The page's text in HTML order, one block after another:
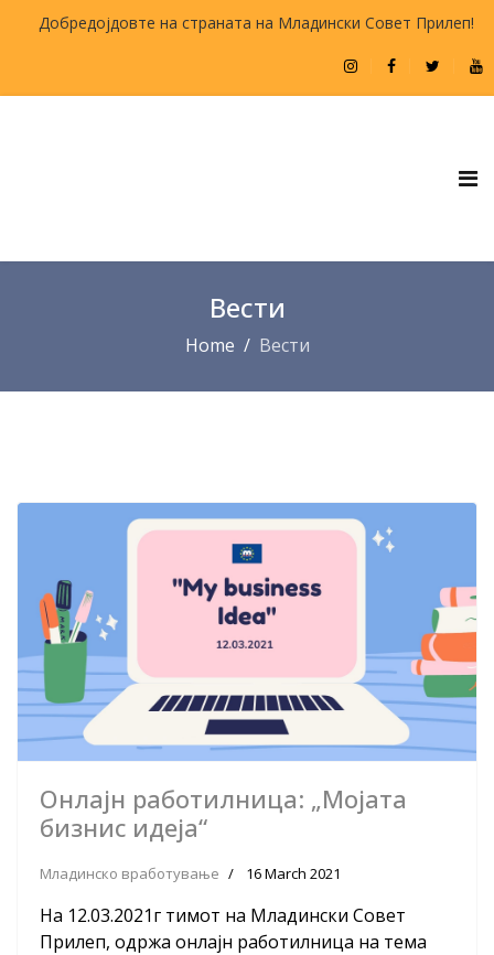
Добредојдовте на страната на Младински Совет Прилеп!
Вести
Home Вести
Онлајн работилница: „Мојата
бизнис идеја“
Младинско вработување 16 March 2021
На 12.03.2021г тимот на Младински Совет
Прилеп, одржа онлајн работилница на тема